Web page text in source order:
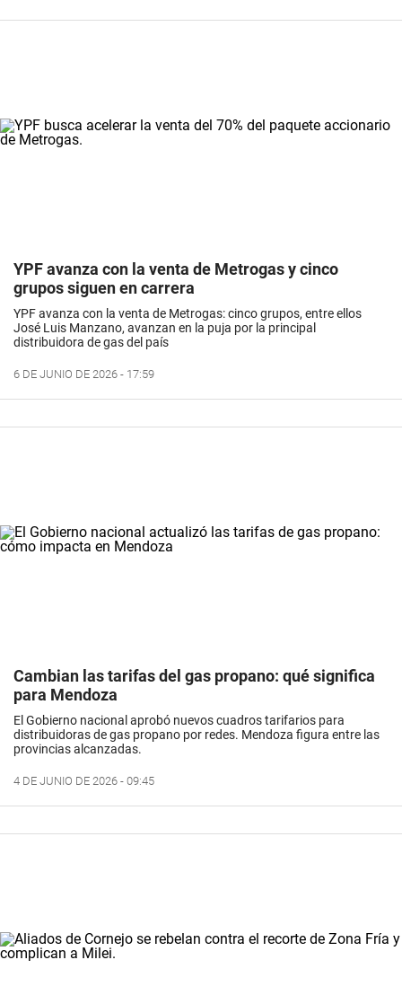
YPF avanza con la venta de Metrogas y cinco
grupos siguen en carrera
YPF avanza con la venta de Metrogas: cinco grupos, entre ellos
José Luis Manzano, avanzan en la puja por la principal
distribuidora de gas del país
6 DE JUNIO DE 2026 - 17:59
Cambian las tarifas del gas propano: qué significa
para Mendoza
El Gobierno nacional aprobó nuevos cuadros tarifarios para
distribuidoras de gas propano por redes. Mendoza figura entre las
provincias alcanzadas.
4 DE JUNIO DE 2026 - 09:45